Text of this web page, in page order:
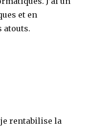
et en
atouts.
rentabilise la